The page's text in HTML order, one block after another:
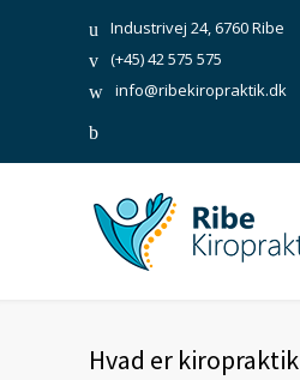
Industrivej 24, 6760 Ribe
(+45) 42 575 575
info@ribekiropraktik.dk
Hvad er kiropraktik